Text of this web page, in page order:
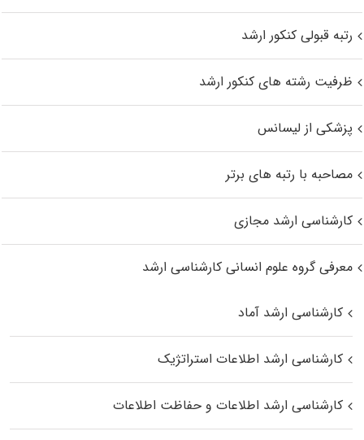
رتبه قبولی کنکور ارشد
ظرفیت رشته های کنکور ارشد
پزشکی از لیسانس
مصاحبه با رتبه های برتر
کارشناسی ارشد مجازی
معرفی گروه علوم انسانی کارشناسی ارشد
کارشناسی ارشد آماد
کارشناسی ارشد اطلاعات استراتژیک
کارشناسی ارشد اطلاعات و حفاظت اطلاعات